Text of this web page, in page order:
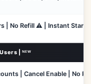
| No Refill ⚠️ | Instant Start |
| ᴺᴱᵂ
| Cancel Enable | No